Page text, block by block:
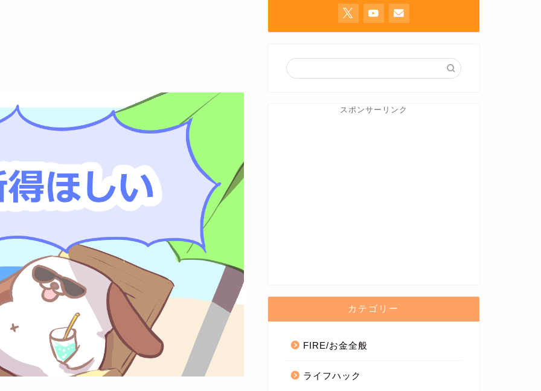
スポンサーリンク
カテゴリー
FIRE/お金全般
ライフハック